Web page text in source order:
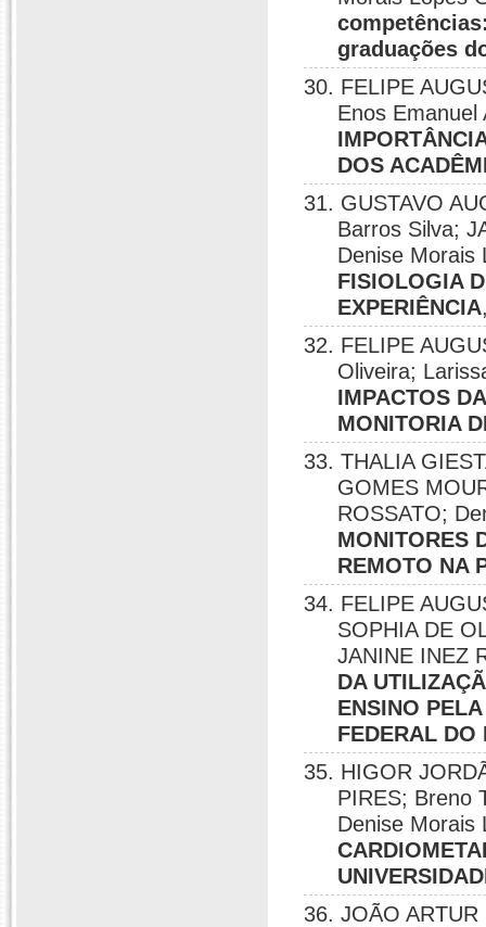
graduações
30. FELIPE
Enos
DOS
31. GUSTAVO
Barros Silva;
Denise
FISIOLOGIA
EXPERIÊNCIA
32. FELIPE
Oliveira;
IMPACTOS
MONITORIA
33. THALIA
GOMES
ROSSATO;
MONITORES
REMOTO NA
34. FELIPE
SOPHIA DE
JANINE INEZ
DA
ENSINO
FEDERAL DO
35. HIGOR
PIRES; Breno
Denise
36. JOÃO